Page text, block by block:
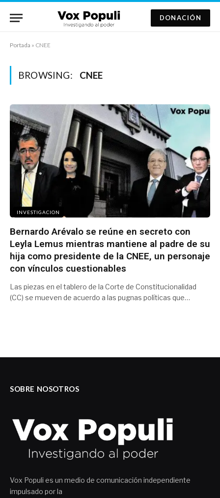
DONACIÓN
Portada » CNEE
BROWSING: CNEE
INVESTIGACION
Bernardo Arévalo se reúne en secreto con
Leyla Lemus mientras mantiene al padre de su
hija como presidente de la CNEE, un personaje
con vínculos cuestionables
Las piezas en el tablero de la Corte de Constitucionalidad
(CC) se mueven de acuerdo a las pugnas políticas que…
SOBRE NOSOTROS
Vox Populi es un medio de comunicación independiente
impulsado por la